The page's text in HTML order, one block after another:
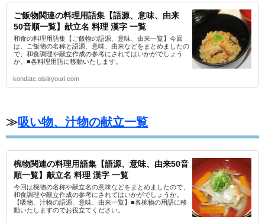
ご飯物関連の料理用語集【語源、意味、由来
50音順一覧】献立名 料理 漢字 一覧
和食の料理用語集【ご飯物の語源、意味、由来一覧】今回
は、ご飯物の名称と語源、意味、由来などをまとめましたの
で、和食調理や献立作成の参考にされてはいかがでしょう
か。■各料理用語に移動いたします。
kondate.oisiiryouri.com
≫吸い物、汁物の献立一覧
椀物関連の料理用語集【語源、意味、由来50音
順一覧】献立名 料理 漢字 一覧
今回は椀物の名称や献立名の意味などをまとめましたので、
和食調理や献立作成の参考にされてはいかがでしょうか。
【吸物、汁物の語源、意味、由来一覧】■各椀物の用語に移
動いたしますのでお役立てください。